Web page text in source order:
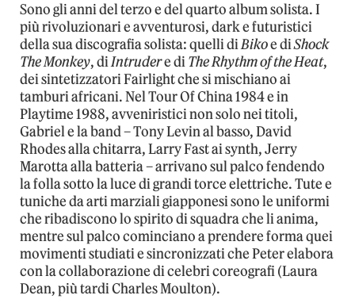
Sono gli anni del terzo e del quarto album solista. I
più rivoluzionari e avventurosi, dark e futuristici
della sua discografia solista: quelli diBikoe diShock
The Monkey, diIntrudere diThe Rhythm of the Heat,
dei sintetizzatori Fairlight che si mischiano ai
tamburi africani. Nel Tour Of China 1984 e in
Playtime 1988, avveniristici non solo nei titoli,
Gabriel e la band – Tony Levin al basso, David
Rhodes alla chitarra, Larry Fast ai synth, Jerry
Marotta alla batteria – arrivano sul palco fendendo
la folla sotto la luce di grandi torce elettriche. Tute e
tuniche da arti marziali giapponesi sono le uniformi
che ribadiscono lo spirito di squadra che li anima,
mentre sul palco cominciano a prendere forma quei
movimenti studiati e sincronizzati che Peter elabora
con la collaborazione di celebri coreografi (Laura
Dean, più tardi Charles Moulton).